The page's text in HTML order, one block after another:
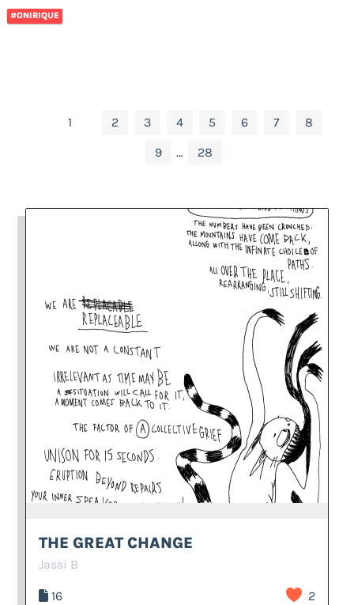
#ONIRIQUE
1 2 3 4 5 6 7
8
9
… 28
THE GREAT CHANGE
Jassi B
16 2